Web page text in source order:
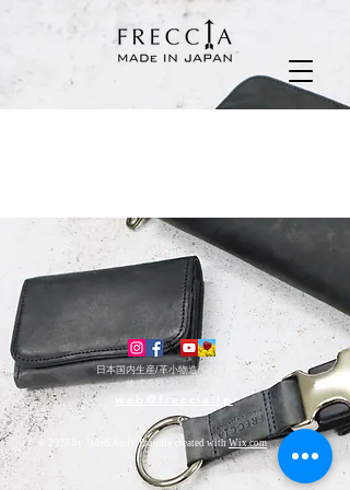
日本国内生産/革小物造/OEM
株式会社フレッチャ
web@freccia.jp
© 2023 by Jade&Andy. Proudly created withWix.com